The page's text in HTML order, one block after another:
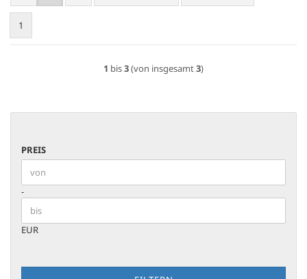
1
1 bis3(von insgesamt3)
PREIS
PREIS
Preis bis
-
EUR